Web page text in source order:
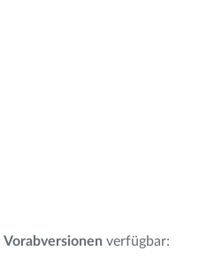
Vorabversionen verfügbar: